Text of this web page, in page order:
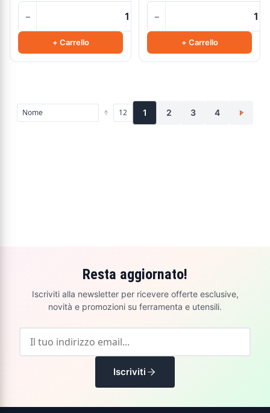
−
+ Carrello
−
+ Carrello
1 2 3 4 >
Resta aggiornato!
Iscriviti alla newsletter per ricevere offerte esclusive,
novità e promozioni su ferramenta e utensili.
Iscriviti